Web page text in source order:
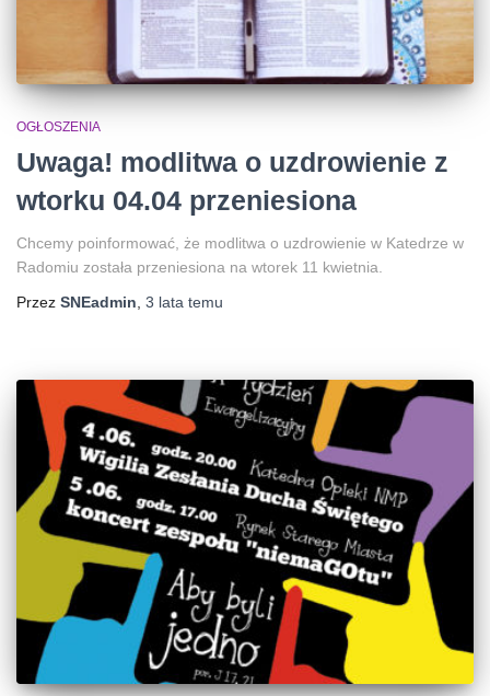
OGŁOSZENIA
Uwaga! modlitwa o uzdrowienie z
wtorku 04.04 przeniesiona
Chcemy poinformować, że modlitwa o uzdrowienie w Katedrze w
Radomiu została przeniesiona na wtorek 11 kwietnia.
Przez SNEadmin 3 lata temu